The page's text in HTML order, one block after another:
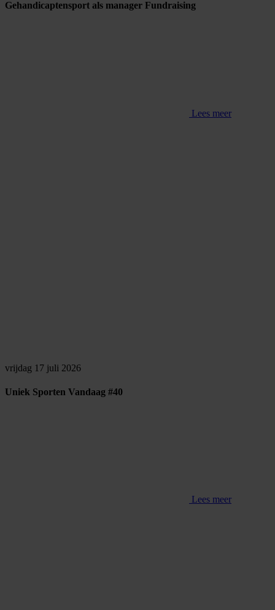
Gehandicaptensport als manager Fundraising
Lees meer
vrijdag 17 juli 2026
Uniek Sporten Vandaag #40
Lees meer